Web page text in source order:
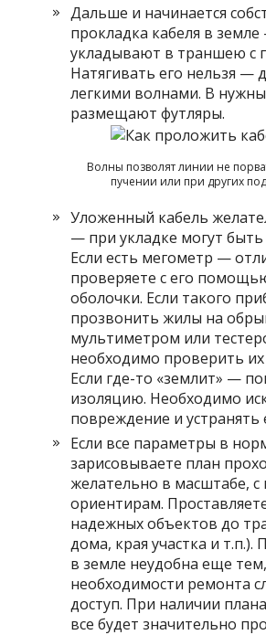
Дальше и начинается
прокладка кабеля в
укладывают в траншею с
Натягивать его нельзя —
легкими волнами. В
размещают футляры.
Волны позволят линии не
пучении или при других
Уложенный кабель
— при укладке могут
Если есть мегометр —
проверяете с его
оболочки. Если такого
прозвонить жилы на
мультиметром или
необходимо проверить
Если где-то «землит» —
изоляцию. Необходимо
повреждение и устранять
Если все параметры в
зарисовываете план
желательно в масштабе, с
ориентирам.
надежных объектов до
дома, края участка и т.п.).
в земле неудобна еще
необходимости ремонта
доступ. При наличии
все будет значительно